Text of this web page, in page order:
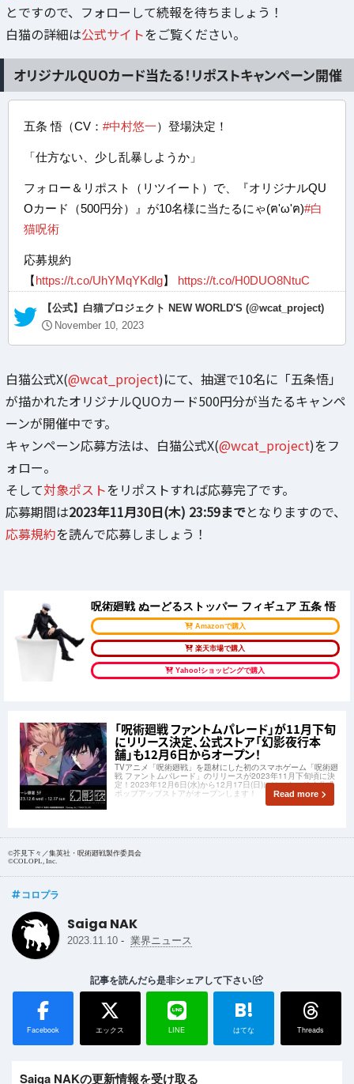
とですので、フォローして続報を待ちましょう！
白猫の詳細は公式サイトをご覧ください。
オリジナルQUOカード当たる！リポストキャンペーン開催
五条 悟（CV： #中村悠一）登場決定！
「仕方ない、少し乱暴しようか」
フォロー＆リポスト（リツイート）で、『オリジナルQU
Oカード（500円分）』が10名様に当たるにゃ(ฅ'ω'ฅ)#白
猫呪術
応募規約
【https://t.co/UhYMqYKdlg】 https://t.co/H0DUO8NtuC
— 【公式】白猫プロジェクト NEW WORLD'S (@wcat_project)
November 10, 2023
白猫公式X(@wcat_project)にて、抽選で10名に「五条悟」
が描かれたオリジナルQUOカード500円分が当たるキャンペ
ーンが開催中です。
キャンペーン応募方法は、白猫公式X(@wcat_project)をフ
ォロー。
そして対象ポストをリポストすれば応募完了です。
応募期間は2023年11月30日(木) 23:59までとなりますので、
応募規約を読んで応募しましょう！
呪術廻戦 ぬーどるストッパー フィギュア 五条 悟
Amazonで購入
楽天市場で購入
Yahoo!ショッピングで購入
「呪術廻戦 ファントムパレード」が11月下旬
にリリース決定、公式ストア「幻影夜行本
舗」も12月6日からオープン！
TVアニメ「呪術廻戦」を題材にした初のスマホゲーム「呪術廻
戦 ファントムパレード」のリリースが2023年11月下旬頃に決
定！2023年12月6日(水)から12月17日(日)には、さっそく公式
ポップアップストアがオープンします！ Read more
©芥見下々／集英社・呪術廻戦製作委員会
©COLOPL, Inc.
コロプラ
Saiga NAK
2023.11.10 - 業界ニュース
記事を読んだら是非シェアして下さい
Facebook エックス LINE
B!
はてな Threads
Saiga NAKの更新情報を受け取る